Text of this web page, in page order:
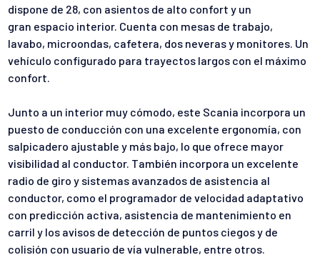
dispone de 28, con asientos de alto confort y un
gran espacio interior. Cuenta con mesas de trabajo,
lavabo, microondas, cafetera, dos neveras y monitores. Un
vehículo configurado para trayectos largos con el máximo
confort.
Junto a un interior muy cómodo, este Scania incorpora un
puesto de conducción con una excelente ergonomía, con
salpicadero ajustable y más bajo, lo que ofrece mayor
visibilidad al conductor. También incorpora un excelente
radio de giro y sistemas avanzados de asistencia al
conductor, como el programador de velocidad adaptativo
con predicción activa, asistencia de mantenimiento en
carril y los avisos de detección de puntos ciegos y de
colisión con usuario de víavulnerable, entre otros.